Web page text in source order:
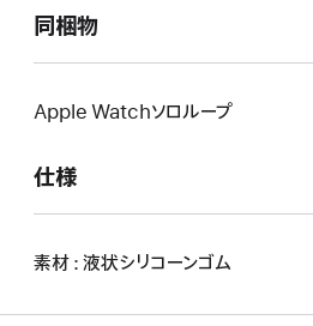
同梱物
Apple Watchソロループ
仕様
素材 : 液状シリコーンゴム